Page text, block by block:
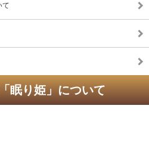
て
眠り姫」について